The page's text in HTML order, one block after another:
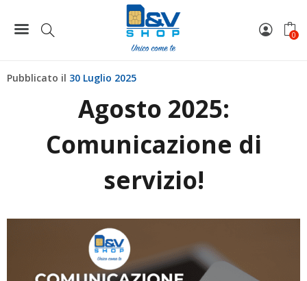
0
Agosto 2025: Comunicazione di servizio!
Pubblicato il 30 Luglio 2025
Agosto 2025:
Comunicazione di
servizio!